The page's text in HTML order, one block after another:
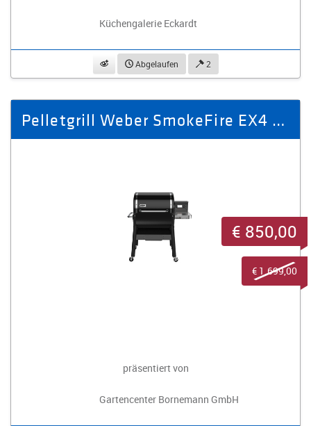
Küchengalerie Eckardt
beobachtenAbgelaufen 2
Pelletgrill Weber SmokeFire EX4 GBS
präsentiert von
Gartencenter Bornemann GmbH
€ 850,00
€ 1.699,00